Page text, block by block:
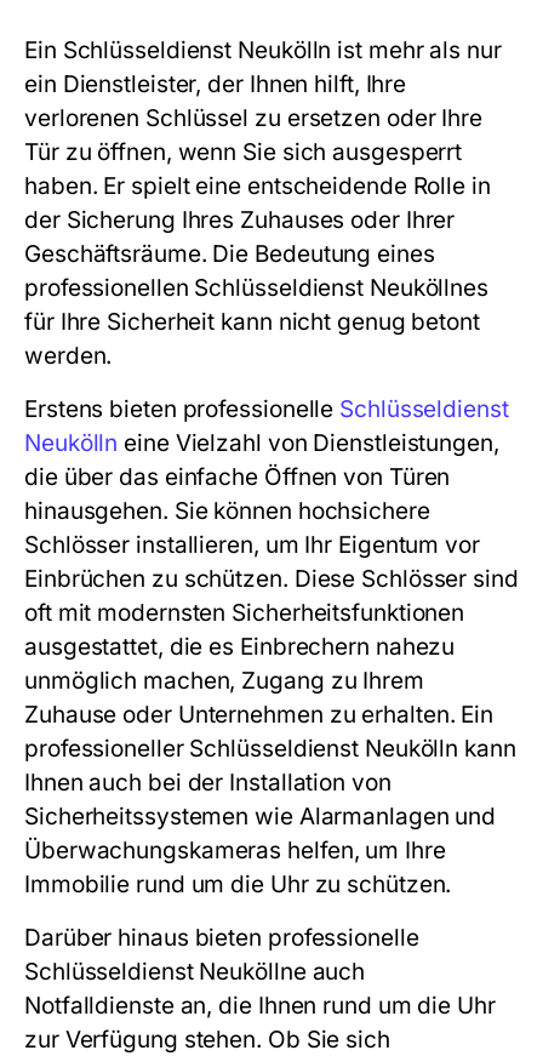
Ein Schlüsseldienst Neukölln ist mehr als nur
ein Dienstleister, der Ihnen hilft, Ihre
verlorenen Schlüssel zu ersetzen oder Ihre
Tür zu öffnen, wenn Sie sich ausgesperrt
haben. Er spielt eine entscheidende Rolle in
der Sicherung Ihres Zuhauses oder Ihrer
Geschäftsräume. Die Bedeutung eines
professionellen Schlüsseldienst Neuköllnes
für Ihre Sicherheit kann nicht genug betont
werden.
Erstens bieten professionelle Schlüsseldienst
Neukölln eine Vielzahl von Dienstleistungen,
die über das einfache Öffnen von Türen
hinausgehen. Sie können hochsichere
Schlösser installieren, um Ihr Eigentum vor
Einbrüchen zu schützen. Diese Schlösser sind
oft mit modernsten Sicherheitsfunktionen
ausgestattet, die es Einbrechern nahezu
unmöglich machen, Zugang zu Ihrem
Zuhause oder Unternehmen zu erhalten. Ein
professioneller Schlüsseldienst Neukölln kann
Ihnen auch bei der Installation von
Sicherheitssystemen wie Alarmanlagen und
Überwachungskameras helfen, um Ihre
Immobilie rund um die Uhr zu schützen.
Darüber hinaus bieten professionelle
Schlüsseldienst Neuköllne auch
Notfalldienste an, die Ihnen rund um die Uhr
zur Verfügung stehen. Ob Sie sich